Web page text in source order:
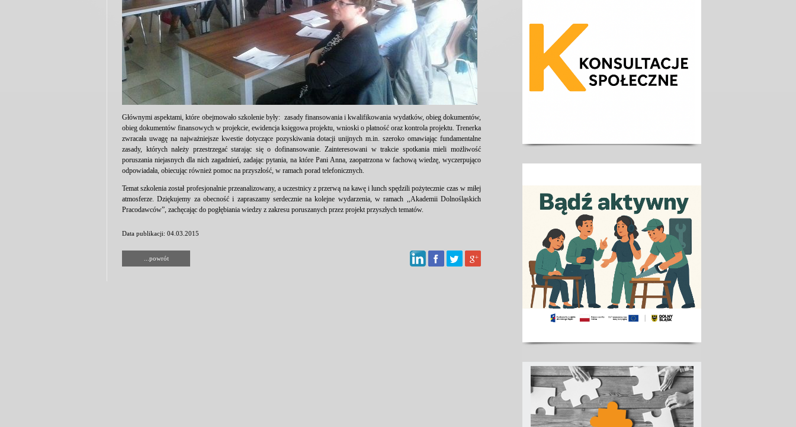
Głównymi aspektami, które obejmowało szkolenie były: zasady finansowania i kwalifikowania wydatków, obieg dokumentów,
obieg dokumentów finansowych w projekcie, ewidencja księgowa projektu, wnioski o płatność oraz kontrola projektu. Trenerka
zwracała uwagę na najważniejsze kwestie dotyczące pozyskiwania dotacji unijnych m.in. szeroko omawiając fundamentalne
zasady, których należy przestrzegać starając się o dofinansowanie. Zainteresowani w trakcie spotkania mieli możliwość
poruszania niejasnych dla nich zagadnień, zadając pytania, na które Pani Anna, zaopatrzona w fachową wiedzę, wyczerpująco
odpowiadała, obiecując również pomoc na przyszłość, w ramach porad telefonicznych.
Temat szkolenia został profesjonalnie przeanalizowany, a uczestnicy z przerwą na kawę i lunch spędzili pożytecznie czas w miłej
atmosferze. Dziękujemy za obecność i zapraszamy serdecznie na kolejne wydarzenia, w ramach ,,Akademii Dolnośląskich
Pracodawców”, zachęcając do pogłębiania wiedzy z zakresu poruszanych przez projekt przyszłych tematów.
Data publikacji: 04.03.2015
...powrót